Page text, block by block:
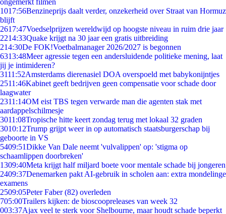
ongemerkt filmen
1017:56Benzineprijs daalt verder, onzekerheid over Straat van Hormuz
blijft
2617:47Voedselprijzen wereldwijd op hoogste niveau in ruim drie jaar
2214:33Quake krijgt na 30 jaar een gratis uitbreiding
214:30De FOK!Voetbalmanager 2026/2027 is begonnen
6313:48Meer agressie tegen een andersluidende politieke mening, laat
jij je intimideren?
3111:52Amsterdams dierenasiel DOA overspoeld met babykonijntjes
2511:46Kabinet geeft bedrijven geen compensatie voor schade door
laagwater
2311:14OM eist TBS tegen verwarde man die agenten stak met
aardappelschilmesje
3011:08Tropische hitte keert zondag terug met lokaal 32 graden
3010:12Trump grijpt weer in op automatisch staatsburgerschap bij
geboorte in VS
5409:51Dikke Van Dale neemt 'vulvalippen' op: 'stigma op
schaamlippen doorbreken'
1309:40Meta krijgt half miljard boete voor mentale schade bij jongeren
2409:37Denemarken pakt AI-gebruik in scholen aan: extra mondelinge
examens
2509:05Peter Faber (82) overleden
705:00Trailers kijken: de bioscoopreleases van week 32
003:37Ajax veel te sterk voor Shelbourne, maar houdt schade beperkt